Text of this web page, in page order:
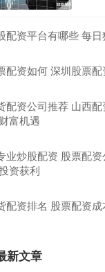
配资平台有哪些 每日
配资如何 深圳股票
配资公司推荐 山西
富机遇
业炒股配资 股票配
资获利
配资排名 股票配资
新文章